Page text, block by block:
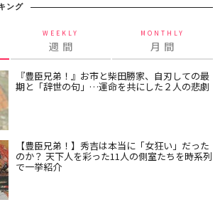
ング
WEEKLY
週 間
MONTHLY
月 間
『豊臣兄弟！』お市と柴田勝家、自刃しての最
期と「辞世の句」…運命を共にした２人の悲劇
【豊臣兄弟！】秀吉は本当に「女狂い」だった
のか？ 天下人を彩った11人の側室たちを時系列
で一挙紹介